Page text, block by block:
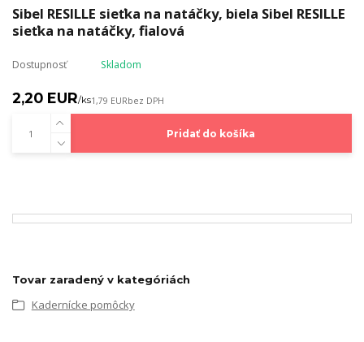
Sibel RESILLE sieťka na natáčky, biela Sibel RESILLE
sieťka na natáčky, fialová
Dostupnosť Skladom
2,20 EUR/ks1,79 EURbez DPH
Pridať do košíka
Tovar zaradený v kategóriách
Kadernícke pomôcky